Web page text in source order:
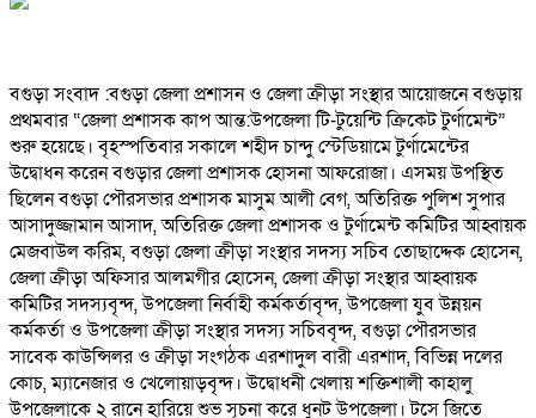
বগুড়া সংবাদ :বগুড়া জেলা প্রশাসন ও জেলা ক্রীড়া সংস্থার আয়োজনে বগুড়ায়
প্রথমবার “জেলা প্রশাসক কাপ আন্ত:উপজেলা টি-টুয়েন্টি ক্রিকেট টুর্ণামেন্ট”
শুরু হয়েছে। বৃহস্পতিবার সকালে শহীদ চান্দু স্টেডিয়ামে টুর্ণামেন্টের
উদ্বোধন করেন বগুড়ার জেলা প্রশাসক হোসনা আফরোজা। এসময় উপস্থিত
ছিলেন বগুড়া পৌরসভার প্রশাসক মাসুম আলী বেগ, অতিরিক্ত পুলিশ সুপার
আসাদুজ্জামান আসাদ, অতিরিক্ত জেলা প্রশাসক ও টুর্ণামেন্ট কমিটির আহ্বায়ক
মেজবাউল করিম, বগুড়া জেলা ক্রীড়া সংস্থার সদস্য সচিব তোছাদ্দেক হোসেন,
জেলা ক্রীড়া অফিসার আলমগীর হোসেন, জেলা ক্রীড়া সংস্থার আহ্বায়ক
কমিটির সদস্যবৃন্দ, উপজেলা নির্বাহী কর্মকর্তাবৃন্দ, উপজেলা যুব উন্নয়ন
কর্মকর্তা ও উপজেলা ক্রীড়া সংস্থার সদস্য সচিববৃন্দ, বগুড়া পৌরসভার
সাবেক কাউন্সিলর ও ক্রীড়া সংগঠক এরশাদুল বারী এরশাদ, বিভিন্ন দলের
কোচ, ম্যানেজার ও খেলোয়াড়বৃন্দ। উদ্বোধনী খেলায় শক্তিশালী কাহালু
উপজেলাকে ২ রানে হারিয়ে শুভ সূচনা করে ধুনট উপজেলা। টসে জিতে